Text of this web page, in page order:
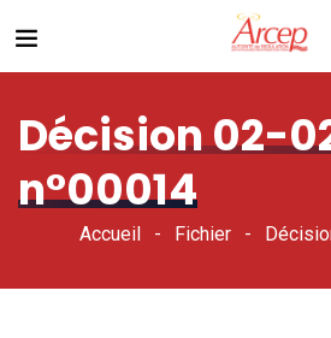
Décision 02-
n°00014
Accueil Fichier